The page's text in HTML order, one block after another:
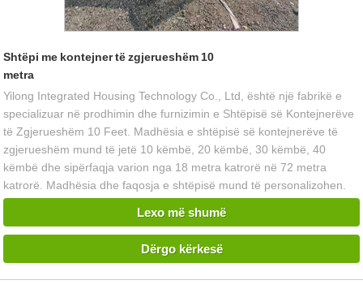
Shtëpi me kontejner të zgjerueshëm 10
metra
Yilong Integrated Housing Technology Co., Ltd, është një fabrikë e
specializuar në prodhimin dhe furnizimin e Shtëpisë së Kontejnerëve
të Zgjerueshëm 10 Feet. Madhësia e shtëpisë së kontejnerëve të
zgjerueshëm mund të jetë 10 këmbë, 20 këmbë, 30 këmbë, 40
këmbë dhe sipërfaqja varion nga 18 metra katrorë në 72 metra
katrorë. Madhësia dhe faqosja e shtëpisë mund të personalizohen.
Lexo më shumë
Dërgo kërkesë